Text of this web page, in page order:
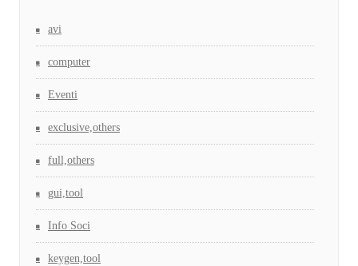
avi
computer
Eventi
exclusive,others
full,others
gui,tool
Info Soci
keygen,tool